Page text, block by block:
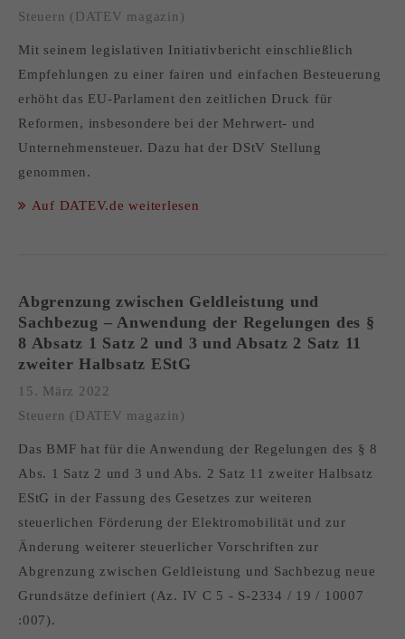
Steuern (DATEV magazin)
Mit seinem legislativen Initiativbericht einschließlich
Empfehlungen zu einer fairen und einfachen Besteuerung
erhöht das EU-Parlament den zeitlichen Druck für
Reformen, insbesondere bei der Mehrwert- und
Unternehmensteuer. Dazu hat der DStV Stellung
genommen.
Auf DATEV.de weiterlesen
Abgrenzung zwischen Geldleistung und
Sachbezug – Anwendung der Regelungen des §
8 Absatz 1 Satz 2 und 3 und Absatz 2 Satz 11
zweiter Halbsatz EStG
15. März 2022
Steuern (DATEV magazin)
Das BMF hat für die Anwendung der Regelungen des § 8
Abs. 1 Satz 2 und 3 und Abs. 2 Satz 11 zweiter Halbsatz
EStG in der Fassung des Gesetzes zur weiteren
steuerlichen Förderung der Elektromobilität und zur
Änderung weiterer steuerlicher Vorschriften zur
Abgrenzung zwischen Geldleistung und Sachbezug neue
Grundsätze definiert (Az. IV C 5 - S-2334 / 19 / 10007
:007).